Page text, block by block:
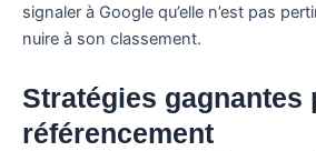
signaler à Google qu’elle n’est pas
nuire à son classement.
Stratégies gagnantes
référencement